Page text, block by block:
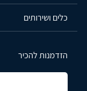
כלים ושירותים
הזדמנות להכיר